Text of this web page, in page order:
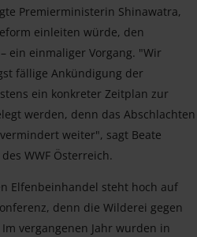
Premierministerin Shinawatra,
einleiten würde, den
ein einmaliger Vorgang. "Wir
fällige Ankündigung der
ein konkreter Zeitplan zur
werden, denn das Abschlachten
weiter", sagt Beate
WWF Österreich.
Elfenbeinhandel steht hoch auf
denn die Wilderei gegen
vergangenen Jahr wurden in